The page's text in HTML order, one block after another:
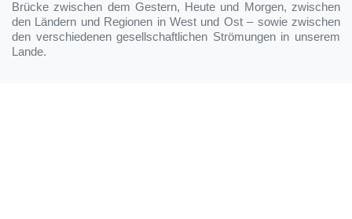
Brücke zwischen dem Gestern, Heute und Morgen, zwischen
den Ländern und Regionen in West und Ost – sowie zwischen
den verschiedenen gesellschaftlichen Strömungen in unserem
Lande.